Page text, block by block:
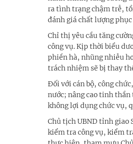
ra tình trạng chậm trễ,
đánh giá chất lượng phục
Chỉ thị yêu cầu tăng
công vụ. Kịp thời biểu
phiền hà, nhũng nhiễu
trách nhiệm sẽ bị thay
Đối với cán bộ, công
nước; nâng cao tinh
không lợi dụng chức vụ,
Chủ tịch UBND tỉnh
kiểm tra công vụ, kiểm